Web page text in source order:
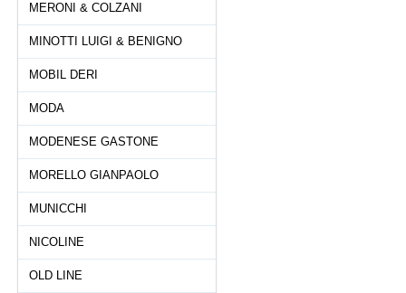
MERONI & COLZANI
MINOTTI LUIGI & BENIGNO
MOBIL DERI
MODA
MODENESE GASTONE
MORELLO GIANPAOLO
MUNICCHI
NICOLINE
OLD LINE